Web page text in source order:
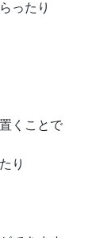
ったり
くことで
り